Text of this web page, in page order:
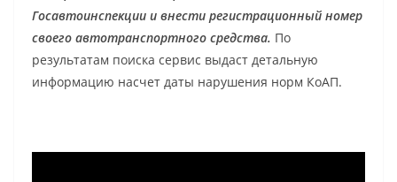
Госавтоинспекции и внести регистрационный номер
своего автотранспортного средства. По
результатам поиска сервис выдаст детальную
информацию насчет даты нарушения норм КоАП.